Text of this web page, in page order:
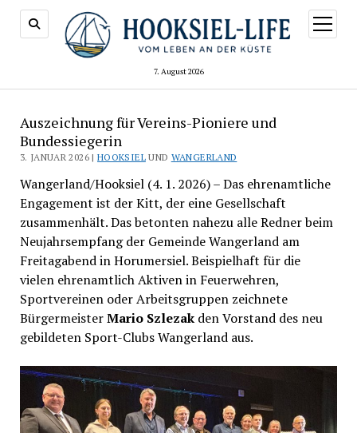
7. August 2026
Menü
öffnen
Auszeichnung für Vereins-Pioniere und
Bundessiegerin
3. JANUAR 2026 |HOOKSIELUND WANGERLAND
Wangerland/Hooksiel (4. 1. 2026) – Das ehrenamtliche
Engagement ist der Kitt, der eine Gesellschaft
zusammenhält. Das betonten nahezu alle Redner beim
Neujahrsempfang der Gemeinde Wangerland am
Freitagabend in Horumersiel. Beispielhaft für die
vielen ehrenamtlich Aktiven in Feuerwehren,
Sportvereinen oder Arbeitsgruppen zeichnete
BürgermeisterMario Szlezak den Vorstand des neu
gebildeten Sport-Clubs Wangerland aus.